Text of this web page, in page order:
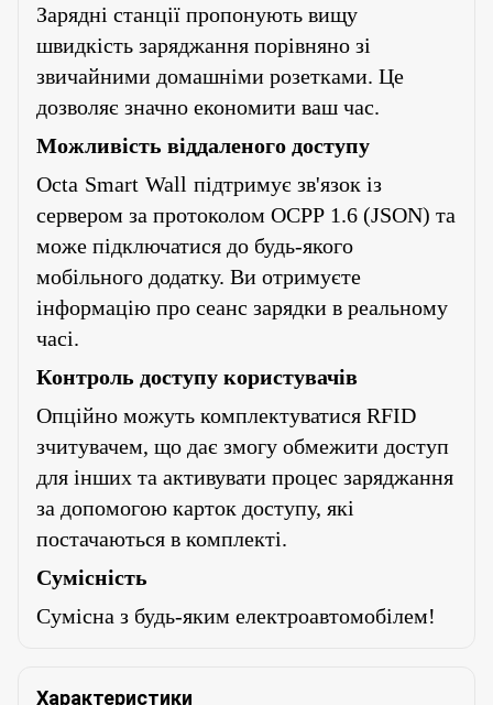
Зарядні станції пропонують вищу
швидкість заряджання порівняно зі
звичайними домашніми розетками. Це
дозволяє значно економити ваш час.
Можливість віддаленого доступу
Octa Smart Wall підтримує зв'язок із
сервером за протоколом OCPP 1.6 (JSON) та
може підключатися до будь-якого
мобільного додатку. Ви отримуєте
інформацію про сеанс зарядки в реальному
часі.
Контроль доступу користувачів
Опційно можуть комплектуватися RFID
зчитувачем, що дає змогу обмежити доступ
для інших та активувати процес заряджання
за допомогою карток доступу, які
постачаються в комплекті.
Сумісність
Сумісна з будь-яким електроавтомобілем!
Характеристики